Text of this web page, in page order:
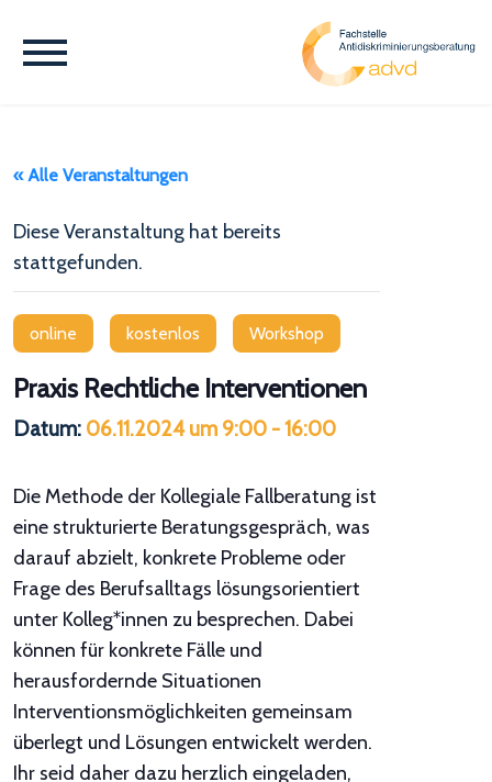
« Alle Veranstaltungen
Diese Veranstaltung hat bereits
stattgefunden.
online kostenlos Workshop
Praxis Rechtliche Interventionen
Datum: 06.11.2024 um 9:00 -16:00
Die Methode der Kollegiale Fallberatung ist
eine strukturierte Beratungsgespräch, was
darauf abzielt, konkrete Probleme oder
Frage des Berufsalltags lösungsorientiert
unter Kolleg*innen zu besprechen. Dabei
können für konkrete Fälle und
herausfordernde Situationen
Interventionsmöglichkeiten gemeinsam
überlegt und Lösungen entwickelt werden.
Ihr seid daher dazu herzlich eingeladen,